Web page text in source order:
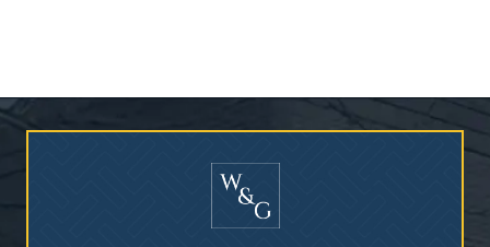
¿Quién corre el riesgo de